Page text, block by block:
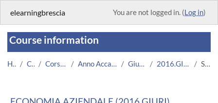
elearningbrescia You are not logged in. (Log in)
Course information
Home Courses Corsi Istituzionali Anno Accademico 2016/2017 Giurisprudenza 2016.GIURI.11603-7391 Summary